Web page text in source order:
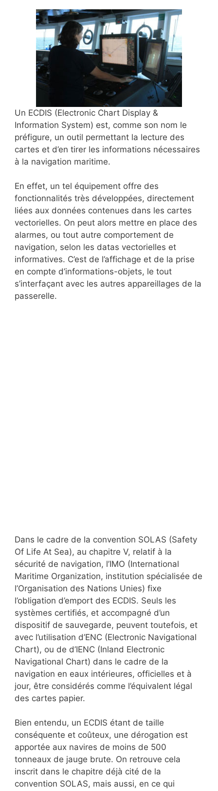
Un ECDIS (Electronic Chart Display &
Information System) est, comme son nom le
préfigure, un outil permettant la lecture des
cartes et d’en tirer les informations nécessaires
à la navigation maritime.
En effet, un tel équipement offre des
fonctionnalités très développées, directement
liées aux données contenues dans les cartes
vectorielles. On peut alors mettre en place des
alarmes, ou tout autre comportement de
navigation, selon les datas vectorielles et
informatives. C’est de l’affichage et de la prise
en compte d’informations-objets, le tout
s’interfaçant avec les autres appareillages de la
passerelle.
Dans le cadre de la convention SOLAS (Safety
Of Life At Sea), au chapitre V, relatif à la
sécurité de navigation, l’IMO (International
Maritime Organization, institution spécialisée de
l’Organisation des Nations Unies) fixe
l’obligation d’emport des ECDIS. Seuls les
systèmes certifiés, et accompagné d’un
dispositif de sauvegarde, peuvent toutefois, et
avec l’utilisation d’ENC (Electronic Navigational
Chart), ou de d’IENC (Inland Electronic
Navigational Chart) dans le cadre de la
navigation en eaux intérieures, officielles et à
jour, être considérés comme l’équivalent légal
des cartes papier.
Bien entendu, un ECDIS étant de taille
conséquente et coûteux, une dérogation est
apportée aux navires de moins de 500
tonneaux de jauge brute. On retrouve cela
inscrit dans le chapitre déjà cité de la
convention SOLAS, mais aussi, en ce qui